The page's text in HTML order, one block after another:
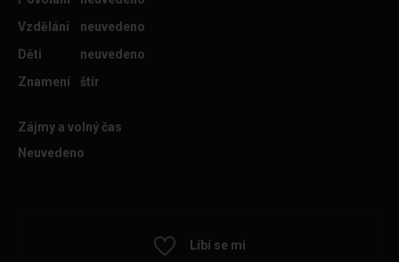
Vzdělání
neuvedeno
Děti
neuvedeno
Znamení
štír
Zájmy a volný čas
Neuvedeno
Líbí se mi